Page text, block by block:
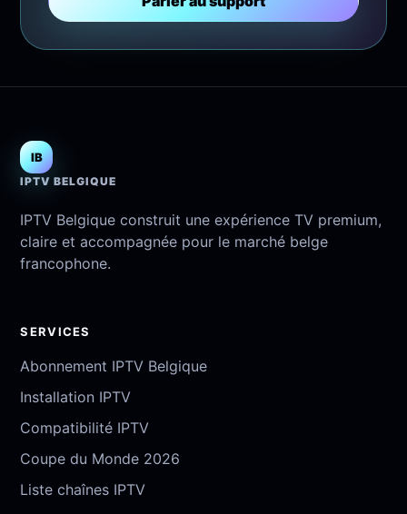
IB
IPTV BELGIQUE
IPTV Belgique construit une expérience TV premium,
claire et accompagnée pour le marché belge
francophone.
SERVICES
Abonnement IPTV Belgique
Installation IPTV
Compatibilité IPTV
Coupe du Monde 2026
Liste chaînes IPTV